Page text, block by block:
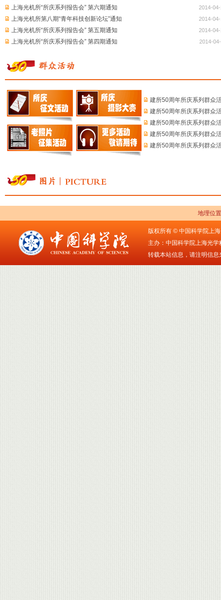
上海光机所“所庆系列报告会” 第六期通知 2014-
上海光机所第八期“青年科技创新论坛”通知 2014-
上海光机所“所庆系列报告会” 第五期通知 2014-
上海光机所“所庆系列报告会” 第四期通知 2014-
建所50周年所庆系列群众
建所50周年所庆系列群众
建所50周年所庆系列群众
建所50周年所庆系列群众
建所50周年所庆系列群众
地理位
版权所有 © 中国科学院上
主办：中国科学院上海光
转载本站信息，请注明信息